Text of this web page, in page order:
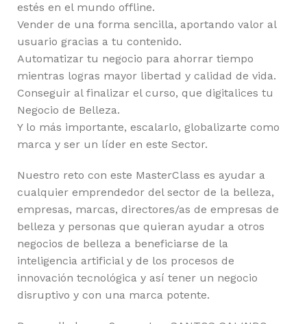
estés en el mundo offline.
Vender de una forma sencilla, aportando valor al
usuario gracias a tu contenido.
Automatizar tu negocio para ahorrar tiempo
mientras logras mayor libertad y calidad de vida.
Conseguir al finalizar el curso, que digitalices tu
Negocio de Belleza.
Y lo más importante, escalarlo, globalizarte como
marca y ser un líder en este Sector.
Nuestro reto con este MasterClass es ayudar a
cualquier emprendedor del sector de la belleza,
empresas, marcas, directores/as de empresas de
belleza y personas que quieran ayudar a otros
negocios de belleza a beneficiarse de la
inteligencia artificial y de los procesos de
innovación tecnológica y así tener un negocio
disruptivo y con una marca potente.